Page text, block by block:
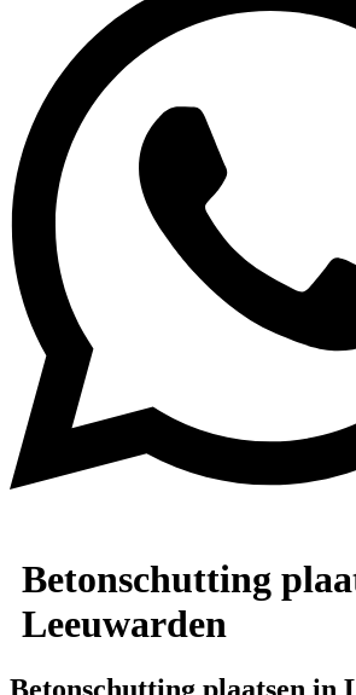
Betonschutting
Leeuwarden
Betonschutting plaatsen in